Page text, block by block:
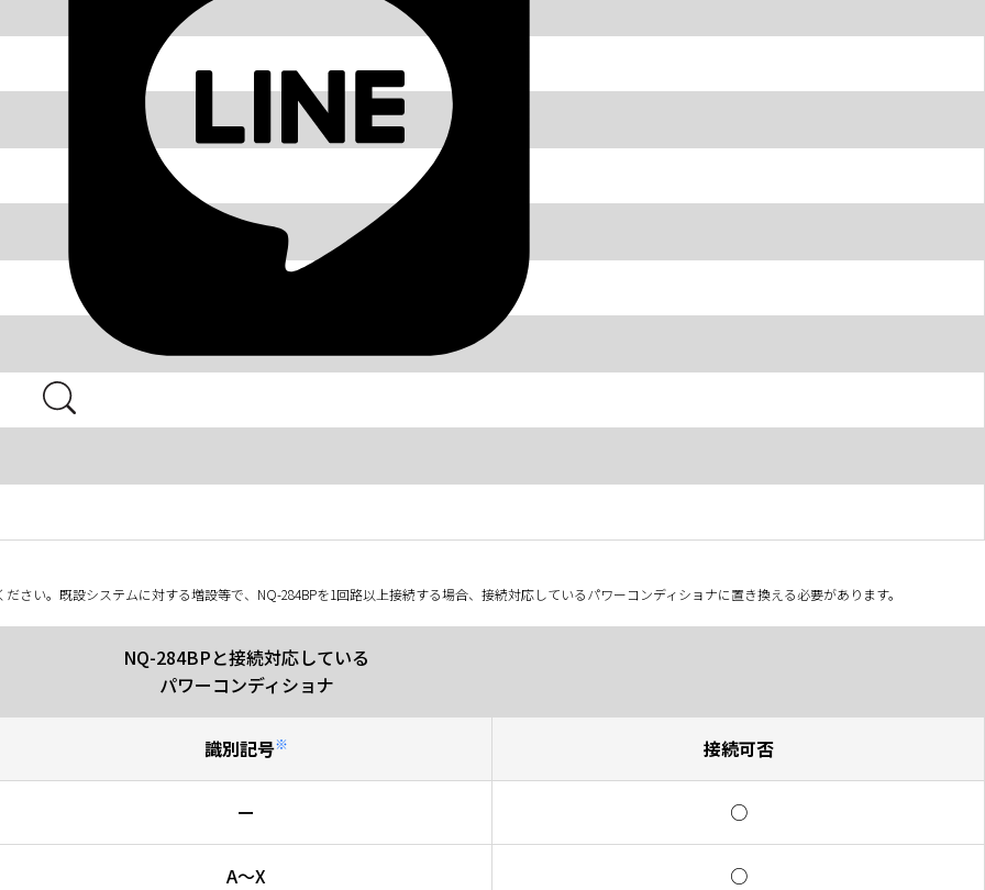
さい。既設システムに対する増設等で、NQ-284BPを1回路以上接続する場合、接続対応しているパワーコンディショナに置き換える必要があります。
NQ-284BPと接続対応している
パワーコンディショナ
識別記号※ 接続可否
ー ○
A～X ○